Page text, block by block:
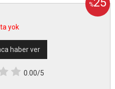
%
yok
haber ver
0.00/5